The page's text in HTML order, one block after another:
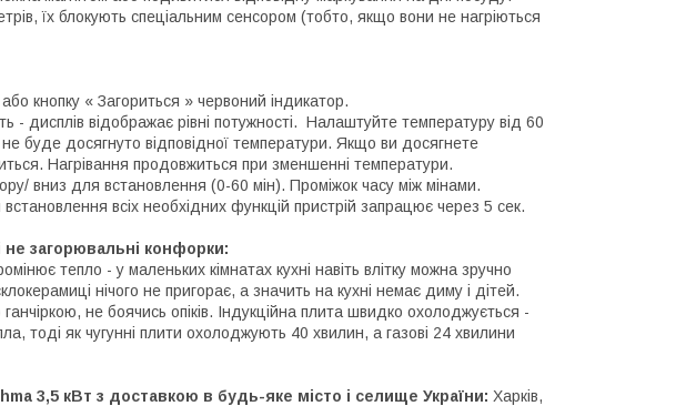
їх блокують спеціальним сенсором (тобто, якщо вони не нагріються
кнопку « Загориться » червоний індикатор.
- дисплів відображає рівні потужності. Налаштуйте температуру від 60
буде досягнуто відповідної температури. Якщо ви досягнете
Нагрівання продовжиться при зменшенні температури.
вниз для встановлення (0-60 мін). Проміжок часу між мінами.
всіх необхідних функцій пристрій запрацює через 5 сек.
загорювальні конфорки:
тепло - у маленьких кімнатах кухні навіть влітку можна зручно
нічого не пригорає, а значить на кухні немає диму і дітей.
не боячись опіків. Індукційна плита швидко охолоджується -
тоді як чугунні плити охолоджують 40 хвилин, а газові 24 хвилини
3,5 кВт з доставкою в будь-яке місто і селище України: Харків,